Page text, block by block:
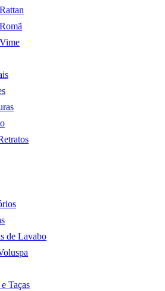
de Lavabo
Taças